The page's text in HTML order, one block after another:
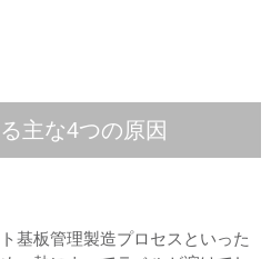
主な4つの原因
基板管理製造プロセスといった